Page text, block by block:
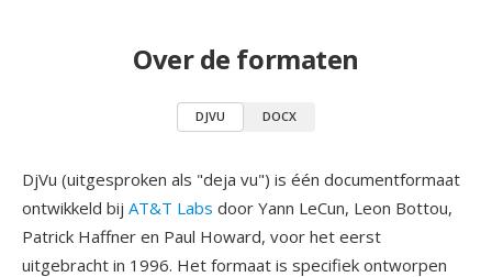
Over de formaten
DJVU DOCX
DjVu (uitgesproken als "deja vu") is één documentformaat
ontwikkeld bij AT&T Labs door Yann LeCun, Leon Bottou,
Patrick Haffner en Paul Howard, voor het eerst
uitgebracht in 1996. Het formaat is specifiek ontworpen